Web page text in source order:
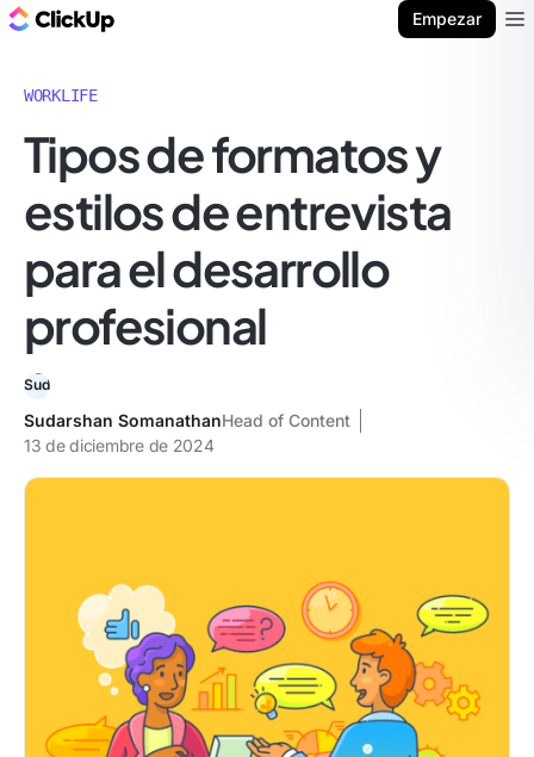
Empezar
WORKLIFE
Tipos de formatos y
estilos de entrevista
para el desarrollo
profesional
Sudarshan SomanathanHead of Content
13 de diciembre de 2024